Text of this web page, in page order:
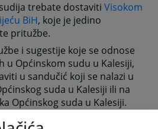
trebate dostavitiVisokom
BiH, koje je jedino
pritužbe.
i sugestije koje se odnose
u Općinskom sudu u Kalesiji,
u sandučić koji se nalazi u
suda u Kalesiji ili na
Općinskog suda u Kalesiji.